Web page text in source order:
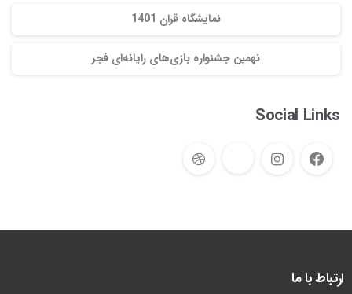
نمایشگاه قران 1401
نهمین جشنواره بازی‌های رایانه‌ای فجر
Social Links
ارتباط با ما